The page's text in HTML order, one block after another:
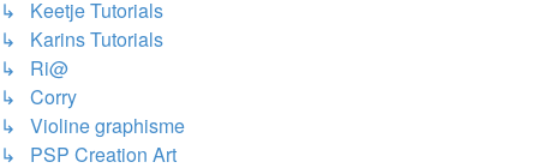
↳ Keetje Tutorials
↳ Karins Tutorials
↳ Ri@
↳ Corry
↳ Violine graphisme
↳ PSP Creation Art